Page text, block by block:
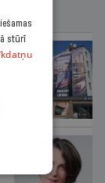
stūrī